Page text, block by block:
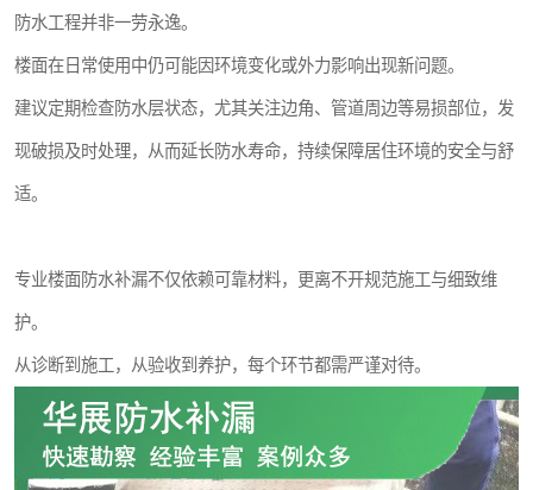
防水工程并非一劳永逸。
楼面在日常使用中仍可能因环境变化或外力影响出现新问题。
建议定期检查防水层状态，尤其关注边角、管道周边等易损部位，发
现破损及时处理，从而延长防水寿命，持续保障居住环境的安全与舒
适。
专业楼面防水补漏不仅依赖可靠材料，更离不开规范施工与细致维
护。
从诊断到施工，从验收到养护，每个环节都需严谨对待。